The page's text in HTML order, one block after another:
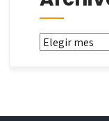
Archivos